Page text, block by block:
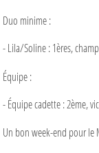
Duo minime :
- Lila/Soline : 1ères,
Équipe :
- Équipe cadette : 2ème,
Un bon week-end pour le